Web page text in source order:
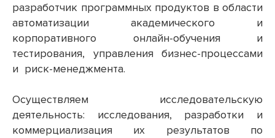
разработчик программных продуктов в области
автоматизации академического и
корпоративного онлайн-обучения и
тестирования, управления бизнес-процессами
и риск-менеджмента.
Осуществляем исследовательскую
деятельность: исследования, разработки и
коммерциализация их результатов по